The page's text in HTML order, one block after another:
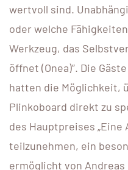
wertvoll sind.
oder welche
Werkzeug, das
öffnet (Onea)”. Die
hatten die Möglichkeit,
Plinkoboard direkt zu
des Hauptpreises „Eine
teilzunehmen, ein
ermöglicht von Andreas